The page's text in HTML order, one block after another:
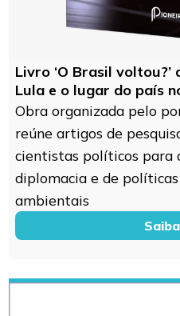
Livro ‘O Brasil
Lula e o lugar do país
Obra organizada pelo
reúne artigos de
cientistas políticos para
diplomacia e de
ambientais